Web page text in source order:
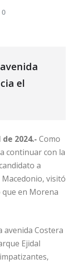
0
el
2024.- Como
continuar con la
a
Macedonio, visitó
que en Morena
avenida Costera
Ejidal